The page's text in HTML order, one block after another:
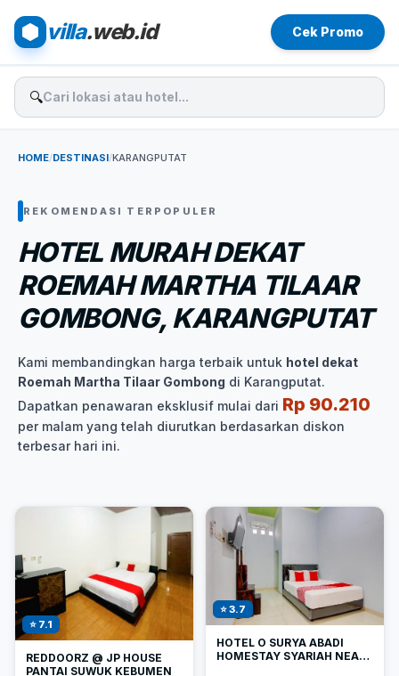
villa.web.id Cek Promo
🔍
HOME/DESTINASI/KARANGPUTAT
REKOMENDASI TERPOPULER
HOTEL MURAH DEKAT
ROEMAH MARTHA TILAAR
GOMBONG, KARANGPUTAT
Kami membandingkan harga terbaik untuk hotel dekat
Roemah Martha Tilaar Gombong di Karangputat.
Dapatkan penawaran eksklusif mulai dari Rp 90.210
per malam yang telah diurutkan berdasarkan diskon
terbesar hari ini.
⭐ 7.1
REDDOORZ @ JP HOUSE
PANTAI SUWUK KEBUMEN
⭐ 3.7
HOTEL O SURYA ABADI
HOMESTAY SYARIAH NEAR